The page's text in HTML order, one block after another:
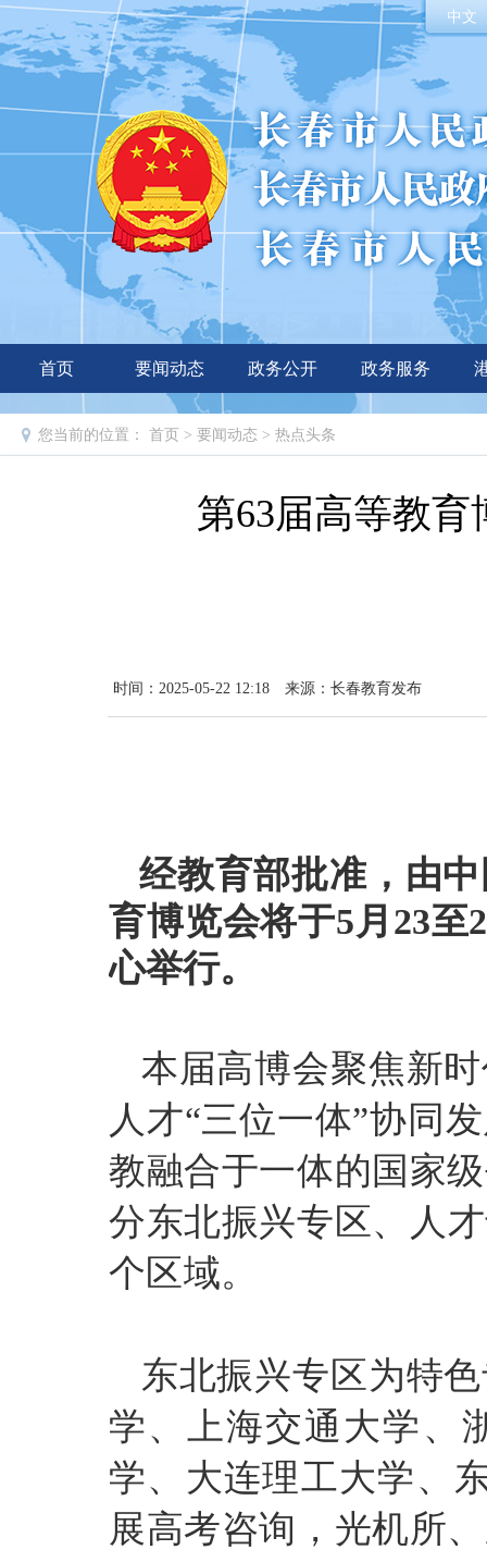
中文
首页 要闻动态 政务公开 政务服务
您当前的位置： 首页 > 要闻动态 > 热点头条
第63届高等教育
时间：2025-05-22 12:18 来源：长春教育发布
经教育部批准，由
育博览会将于5月23至
心举行。
本届高博会聚焦新
人才“三位一体”协同
教融合于一体的国家
分东北振兴专区、人
个区域。
东北振兴专区为特
学、上海交通大学、
学、大连理工大学、
展高考咨询，光机所